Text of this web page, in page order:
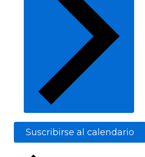
Suscribirse al calendario